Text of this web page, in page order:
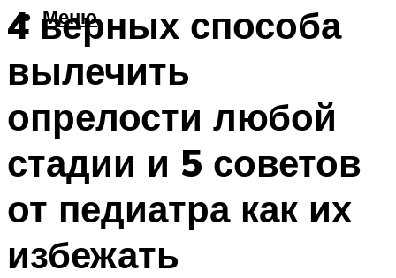
Меню
4 верных способа
вылечить
опрелости любой
стадии и 5 советов
от педиатра как их
избежать